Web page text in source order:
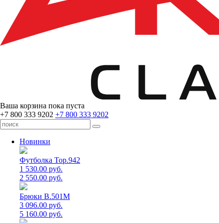
Ваша корзина пока пуста
+7 800 333 9202 +7 800 333 9202
Новинки
Футболка Top.942
1 530.00 руб.
2 550.00 руб.
Брюки B.501M
3 096.00 руб.
5 160.00 руб.